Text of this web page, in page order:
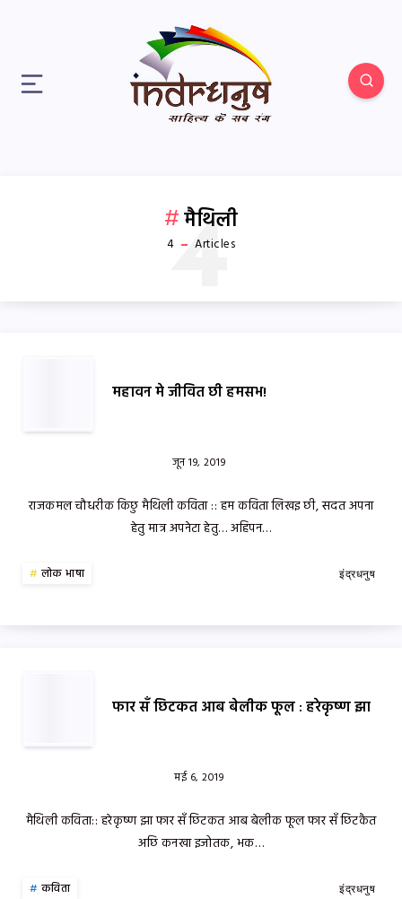
मैथिली
4 Articles
4
महावन मे जीवित छी हमसभ!
जून 19, 2019
राजकमल चौधरीक किछु मैथिली कविता :: हम कविता लिखइ छी, सदत अपना
हेतु मात्र अपनेटा हेतु… अहिपन…
लोक भाषा इंद्रधनुष
फार सँ छिटकत आब बेलीक फूल : हरेकृष्ण झा
मई 6, 2019
मैथिली कविता:: हरेकृष्ण झा फार सँ छिटकत आब बेलीक फूल फार सँ छिटकैत
अछि कनखा इजोतक, भक…
कविता इंद्रधनुष